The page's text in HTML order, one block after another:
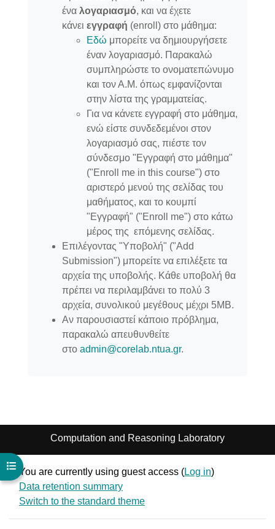
Open course index
ένα λογαριασμό, και να έχετε
κάνει εγγραφή (enroll) στο μάθημα:
Εδώ μπορείτε να δημιουργήσετε
έναν λογαριασμό. Παρακαλώ
συμπληρώστε το ονοματεπώνυμο
και τον Α.Μ. όπως εμφανίζονται
στην λίστα της γραμματείας.
Για να κάνετε εγγραφή στο μάθημα,
ενώ είστε συνδεδεμένοι στον
λογαριασμό σας, πιέστε τον
σύνδεσμο "Εγγραφή στο μάθημα"
("Enroll me in this course") στο
αριστερό μενού της σελίδας του
μαθήματος, και το κουμπί
"Εγγραφή" ("Enroll me") στο κάτω
μέρος της επόμενης σελίδας.
Επιλέγοντας "Υποβολή" ("Add
Submission") μπορείτε να επιλέξετε τα
αρχεία της υποβολής. Κάθε υποβολή θα
πρέπει να περιλαμβάνει το πολύ 3
αρχεία, συνολικού μεγέθους μέχρι 5ΜΒ.
Αν παρουσιαστεί κάποιο πρόβλημα,
παρακαλώ απευθυνθείτε
στο admin@corelab.ntua.gr.
Computation and Reasoning Laboratory
You are currently using guest access (Log in)
Data retention summary
Switch to the standard theme